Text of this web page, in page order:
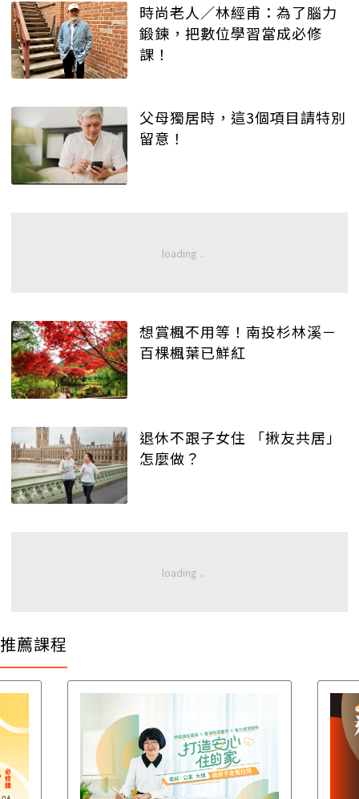
時尚老人／林經甫：為了腦力
鍛鍊，把數位學習當成必修
課！
父母獨居時，這3個項目請特別
留意！
想賞楓不用等！南投杉林溪－
百棵楓葉已鮮紅
退休不跟子女住 「揪友共居」
怎麼做？
推薦課程